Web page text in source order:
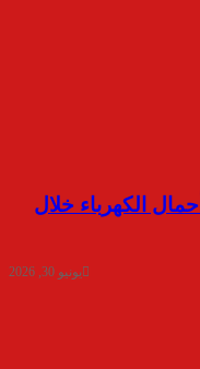
الكهرباء خلال
يونيو 30, 2026